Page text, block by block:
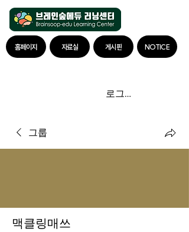
자료실 게시판 NOTICE
홈페이지
로그인
그룹
맥클링매쓰